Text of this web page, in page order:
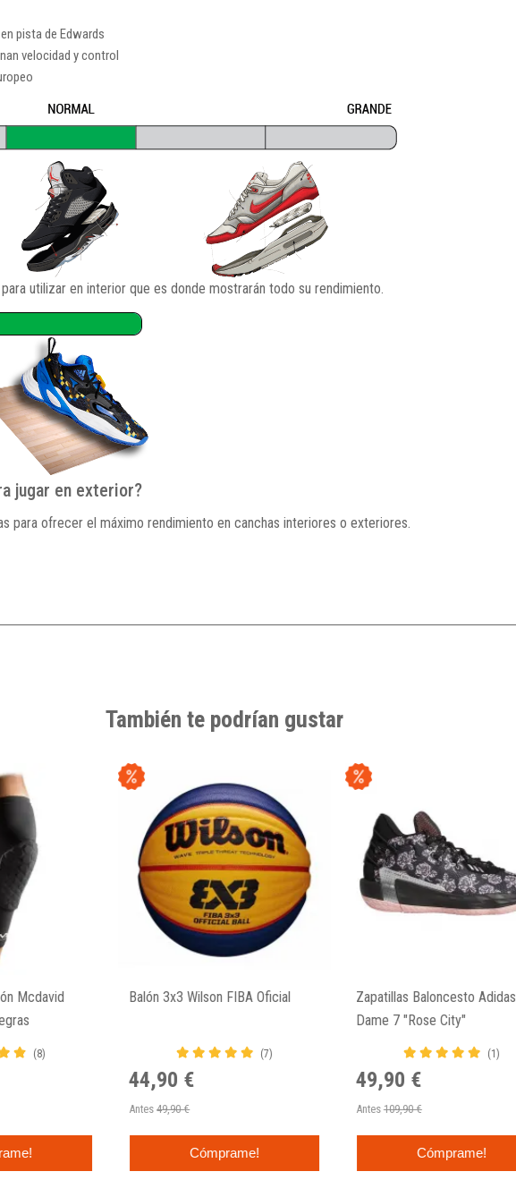
pista de Edwards
velocidad y control
utilizar en interior que es donde mostrarán todo su rendimiento.
jugar en exterior?
para ofrecer el máximo rendimiento en canchas interiores o exteriores.
También te podrían gustar
Mcdavid
(8)
Balón 3x3 Wilson FIBA Oficial
(7)
44,90 €
Antes 49,90 €
Cómprame!
Zapatillas Baloncesto Adidas
Dame 7 "Rose City"
(1)
49,90 €
Antes 109,90 €
Cómprame!